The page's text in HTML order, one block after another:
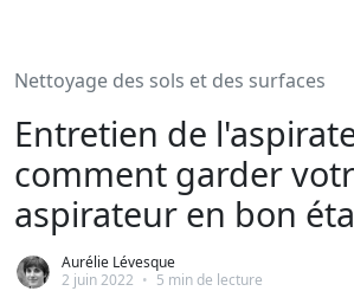
Nettoyage des sols et des surfaces
Entretien de
comment garder
aspirateur en bon
Aurélie Lévesque
2 juin 2022 • 5 min de lecture